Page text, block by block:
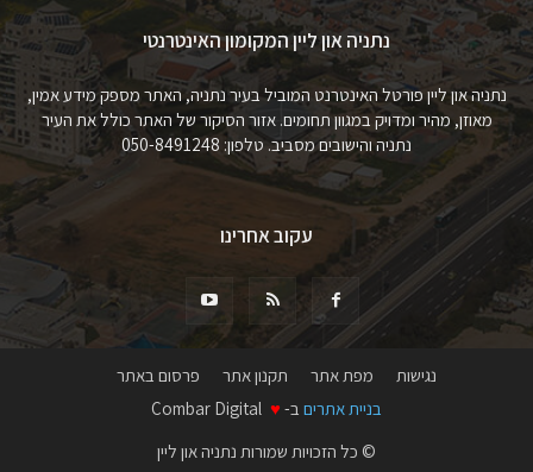
נתניה און ליין המקומון האינטרנטי
נתניה און ליין פורטל האינטרנט המוביל בעיר נתניה, האתר מספק מידע אמין,
מאוזן, מהיר ומדויק במגוון תחומים. אזור הסיקור של האתר כולל את העיר
נתניה והישובים מסביב. טלפון: 050-8491248
עקוב אחרינו
נגישות מפת אתר תקנון אתר
פרסום באתר
בניית אתרים ב- ♥
© כל הזכויות שמורות נתניה און ליין